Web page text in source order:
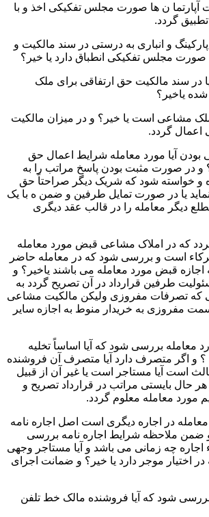
آپارتما ن ها صورت مجلس تفکیکی اخذ و با
گردد.
و انباری به درستی در سند مالکیت و
صورت مجلس تفکیکی انطباق دارد یا خیر؟
در سند مالکیت حق ارتفاقی برای ملک
یاخیر؟
مشاعی است یا خیر؟ و در میزان مالکیت
گردد.
بودن آیا مورد معامله شرایط اعمال حق
؟ و در صورت مثبت بودن پاسخ مراتب را به
و خواسته شود که شریک دیگر صراحتاً حق
یا در صورت تمایل طرفین و ضمن ه با یک
دیگر معامله را در قالب عقد دیگری
گردد که در املاک مشاعی قبض مورد معامله
است و بررسی شود که در معامله حاضر
قبض مورد معامله می باشند یاخیر؟ و
طرفین قرارداد در آن تصریح گردد به
که تصرفات مفروزی ولیکن مالکیت مشاعی
مفروزی به خریدار منوط به اجازه سایر
معامله بررسی شود که آیا اساساً تخلیه
و اگر متصرف دارد آیا متصرف آن فروشنده
است آیا مستاجر است یا غیر آن از قبیل
هر حال بایستی مراتب در قرارداد تصریح و
مورد معامله معلوم گردد.
معامله در اجاره دیگری است اصل اجاره نامه
ضمن ملاحظه شرایط اجاره نامه بررسی
اجاره چه زمانی می باشد و آیا مستاجر وجهی
اختیار موجر دارد یا خیر؟ و ضمانت اجرای
بررسی شود که آیا فروشنده مالک خط تلفن